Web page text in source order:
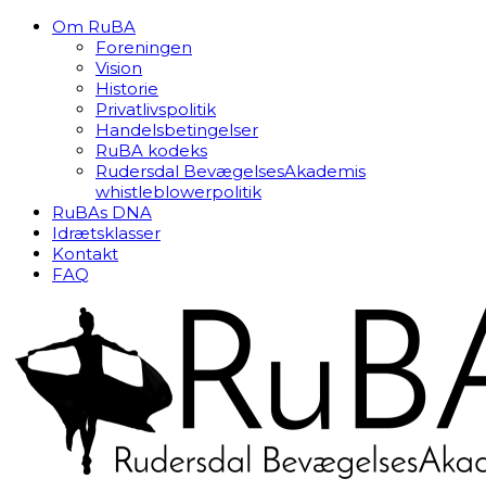
Om RuBA
Foreningen
Vision
Historie
Privatlivspolitik
Handelsbetingelser
RuBA kodeks
Rudersdal BevægelsesAkademis
whistleblowerpolitik
RuBAs DNA
Idrætsklasser
Kontakt
FAQ